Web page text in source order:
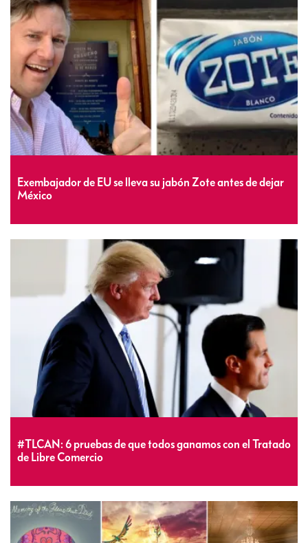
Exembajador de EU se lleva su jabón Zote antes de dejar
México
#TLCAN: 6 pruebas de que todos ganamos con el Tratado
de Libre Comercio